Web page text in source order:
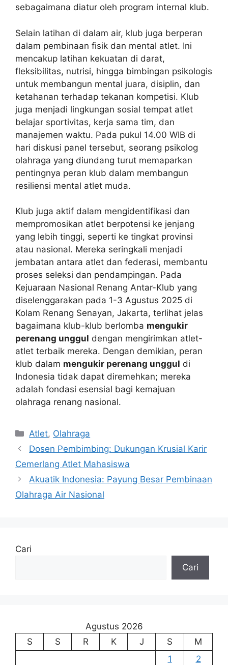
sebagaimana diatur oleh program internal klub.
Selain latihan di dalam air, klub juga berperan
dalam pembinaan fisik dan mental atlet. Ini
mencakup latihan kekuatan di darat,
fleksibilitas, nutrisi, hingga bimbingan psikologis
untuk membangun mental juara, disiplin, dan
ketahanan terhadap tekanan kompetisi. Klub
juga menjadi lingkungan sosial tempat atlet
belajar sportivitas, kerja sama tim, dan
manajemen waktu. Pada pukul 14.00 WIB di
hari diskusi panel tersebut, seorang psikolog
olahraga yang diundang turut memaparkan
pentingnya peran klub dalam membangun
resiliensi mental atlet muda.
Klub juga aktif dalam mengidentifikasi dan
mempromosikan atlet berpotensi ke jenjang
yang lebih tinggi, seperti ke tingkat provinsi
atau nasional. Mereka seringkali menjadi
jembatan antara atlet dan federasi, membantu
proses seleksi dan pendampingan. Pada
Kejuaraan Nasional Renang Antar-Klub yang
diselenggarakan pada 1-3 Agustus 2025 di
Kolam Renang Senayan, Jakarta, terlihat jelas
bagaimana klub-klub berlomba mengukir
perenang unggul dengan mengirimkan atlet-
atlet terbaik mereka. Dengan demikian, peran
klub dalam mengukir perenang unggul di
Indonesia tidak dapat diremehkan; mereka
adalah fondasi esensial bagi kemajuan
olahraga renang nasional.
Kategori
Atlet, Olahraga
Dosen Pembimbing: Dukungan Krusial Karir
Cemerlang Atlet Mahasiswa
Akuatik Indonesia: Payung Besar Pembinaan
Olahraga Air Nasional
Cari
Cari
Agustus 2026
S
S R K J S
M
1
2